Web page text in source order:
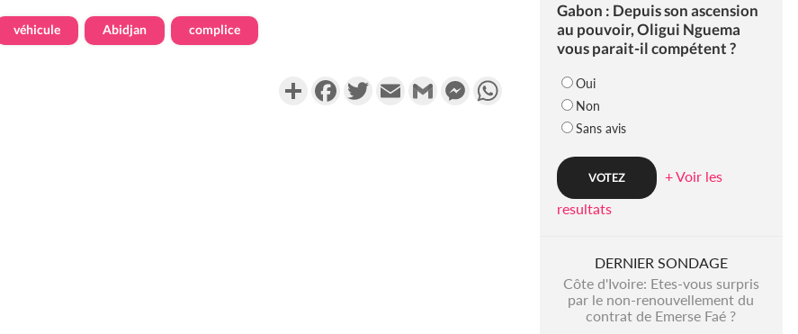
véhicule Abidjan complice
PartagerFacebookTwitterEmail Gmail MessengerWhatsApp
Gabon : Depuis son ascension
au pouvoir, Oligui Nguema
vous parait-il compétent ?
Oui
Non
Sans avis
+ Voir les
resultats
DERNIER SONDAGE
Côte d'Ivoire: Etes-vous surpris
par le non-renouvellement du
contrat de Emerse Faé ?